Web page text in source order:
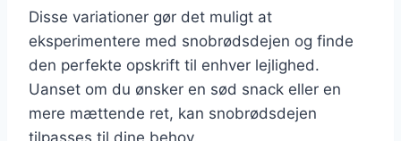
Disse variationer gør det muligt at
eksperimentere med snobrødsdejen og finde
den perfekte opskrift til enhver lejlighed.
Uanset om du ønsker en sød snack eller en
mere mættende ret, kan snobrødsdejen
tilpasses til dine behov.